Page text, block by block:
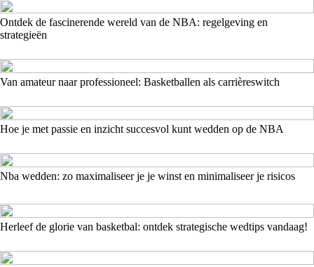
Ontdek de fascinerende wereld van de NBA: regelgeving en
strategieën
Van amateur naar professioneel: Basketballen als carrièreswitch
Hoe je met passie en inzicht succesvol kunt wedden op de NBA
Nba wedden: zo maximaliseer je je winst en minimaliseer je risicos
Herleef de glorie van basketbal: ontdek strategische wedtips vandaag!